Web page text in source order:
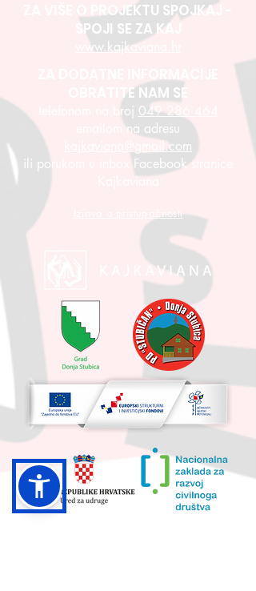
ZA VIŠE O PROJEKTU SPOJKAJ -
SPOJI SE ZA KAJ
www.kajkaviana.hr
ZA DODATNE INFORMACIJE
OBRATITE NAM SE
telefonom na broj 049 286 464
emailom na adresu
kajkaviana@gmail.com
ili porukom u inbox Facebook stranice
Kajkaviana
Izjava o pristupačnosti